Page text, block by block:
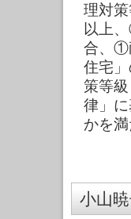
理対
以上
合、①
住宅
策等
律」
かを
小山